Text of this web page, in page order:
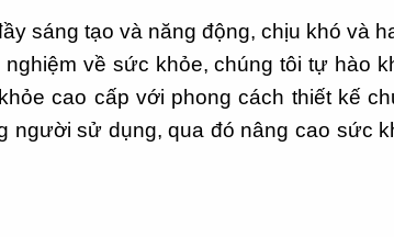
sáng tạo và năng động, chịu khó và
về sức khỏe, chúng tôi tự hào
cao cấp với phong cách thiết kế
người sử dụng, qua đó nâng cao sức